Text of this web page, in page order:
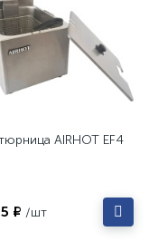
AIRHOT EF4
₽ /шт